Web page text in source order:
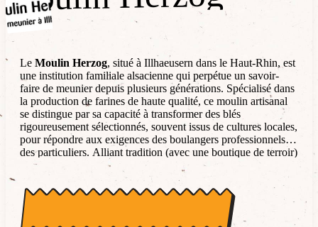
Le Moulin Herzog, situé à Illhaeusern dans le Haut-Rhin, est
une institution familiale alsacienne qui perpétue un savoir-
faire de meunier depuis plusieurs générations. Spécialisé dans
la production de farines de haute qualité, ce moulin artisanal
se distingue par sa capacité à transformer des blés
rigoureusement sélectionnés, souvent issus de cultures locales,
pour répondre aux exigences des boulangers professionnels et
des particuliers. Alliant tradition (avec une boutique de terroir)
et modernité technique, Herzog propose une gamme
diversifiée allant des farines classiques aux mélanges plus
spécifiques (céréales, spécialités régionales), tout en restant un
acteur clé du circuit court en Alsace.